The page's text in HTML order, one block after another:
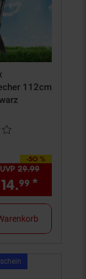
44,
112cm
4,17 von 5
-50 %
Sparen 50 Prozent,
UVP 29.99
14.99 *
Artikel
Artikel+30€